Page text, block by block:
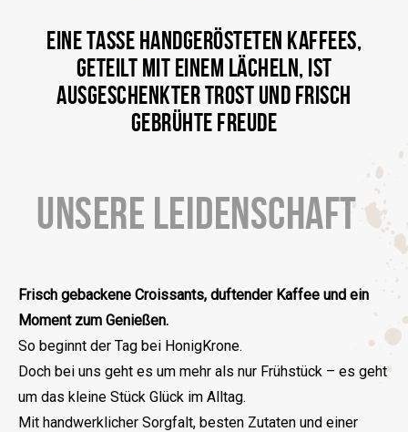
EINE TASSE HANDGERÖSTETEN KAFFEES,
GETEILT MIT EINEM LÄCHELN, IST
AUSGESCHENKTER TROST UND FRISCH
GEBRÜHTE FREUDE
UNSERE LEIDENSCHAFT
Frisch gebackene Croissants, duftender Kaffee und ein
Moment zum Genießen.
So beginnt der Tag bei HonigKrone.
Doch bei uns geht es um mehr als nur Frühstück – es geht
um das kleine Stück Glück im Alltag.
Mit handwerklicher Sorgfalt, besten Zutaten und einer